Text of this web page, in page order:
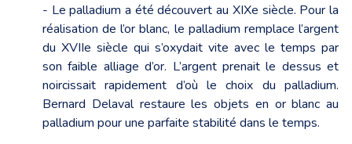
- Le palladium a été découvert au XIXe siècle. Pour la
réalisation de l’or blanc, le palladium remplace l’argent
du XVIIe siècle qui s’oxydait vite avec le temps par
son faible alliage d’or. L’argent prenait le dessus et
noircissait rapidement d’où le choix du palladium.
Bernard Delaval restaure les objets en or blanc au
palladium pour une parfaite stabilité dans le temps.